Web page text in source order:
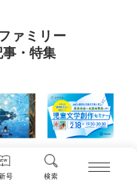
号 検索
ァミリー
・特集
配信
仙台の冬は東北